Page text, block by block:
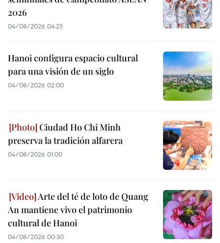
2026
04/08/2026 04:25
Hanoi configura espacio cultural
para una visión de un siglo
04/08/2026 02:00
Ciudad Ho Chi Minh
preserva la tradición alfarera
04/08/2026 01:00
Arte del té de loto de Quang
An mantiene vivo el patrimonio
cultural de Hanoi
04/08/2026 00:30